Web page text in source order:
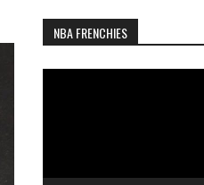
NBA FRENCHIES